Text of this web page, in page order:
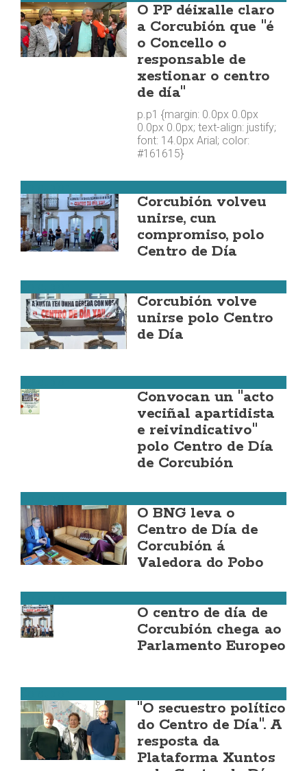
O PP déixalle claro
a Corcubión que "é
o Concello o
responsable de
xestionar o centro
de día"
p.p1 {margin: 0.0px 0.0px
0.0px 0.0px; text-align: justify;
font: 14.0px Arial; color:
#161615}
Corcubión volveu
unirse, cun
compromiso, polo
Centro de Día
Corcubión volve
unirse polo Centro
de Día
Convocan un "acto
veciñal apartidista
e reivindicativo"
polo Centro de Día
de Corcubión
O BNG leva o
Centro de Día de
Corcubión á
Valedora do Pobo
O centro de día de
Corcubión chega ao
Parlamento Europeo
"O secuestro político
do Centro de Día". A
resposta da
Plataforma Xuntos